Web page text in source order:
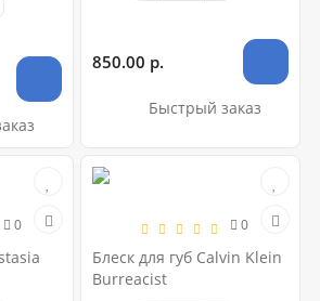
850.00 р.
Быстрый заказ
0 0
Блеск для губ Calvin Klein
Burreacist